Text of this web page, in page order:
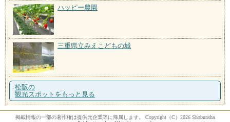
ハッピー農園
三重県立みえこどもの城
松阪の
観光スポットをもっと見る
掲載情報の一部の著作権は提供元企業等に帰属します。 Copyright（C）2026 Shobunsha